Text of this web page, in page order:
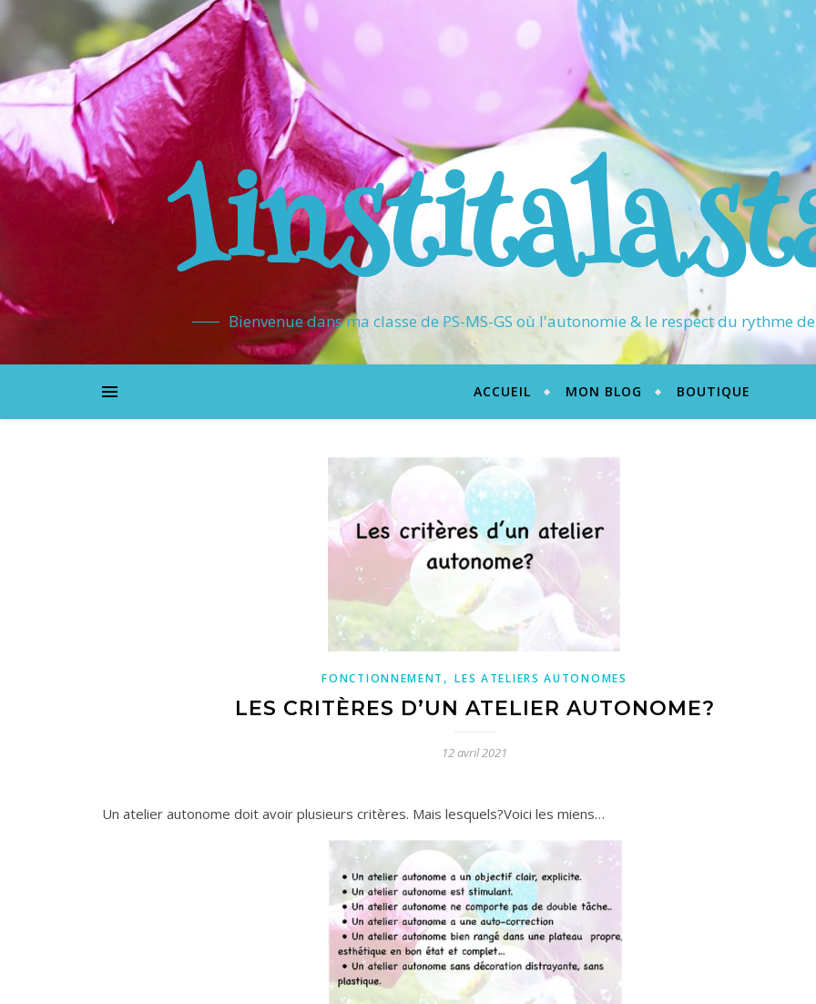
Bienvenue dans ma classe de PS-MS-GS où l'autonomie & le respect du rythme
ACCUEIL MON BLOG BOUTIQUE
FONCTIONNEMENT ,LES ATELIERS AUTONOMES
LES CRITÈRES D’UN ATELIER AUTONOME?
12 avril 2021
Un atelier autonome doit avoir plusieurs critères. Mais lesquels?Voici les miens…